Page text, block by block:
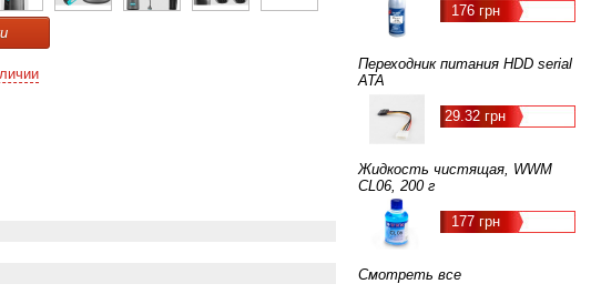
176 грн
Переходник питания HDD serial
ATA
29.32 грн
Жидкость чистящая, WWM
CL06, 200 г
177 грн
Смотреть все